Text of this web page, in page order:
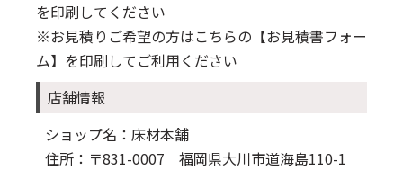
を印刷してください
※お見積りご希望の方はこちらの 【お見積書フォー
ム】 を印刷してご利用ください
店舗情報
ショップ名：床材本舗
住所：〒831-0007 福岡県大川市道海島110-1